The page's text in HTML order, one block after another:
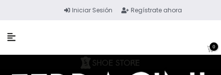
Iniciar Sesión Regístrate ahora
0